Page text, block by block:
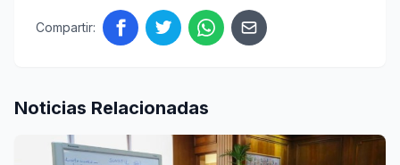
Compartir:
Noticias Relacionadas